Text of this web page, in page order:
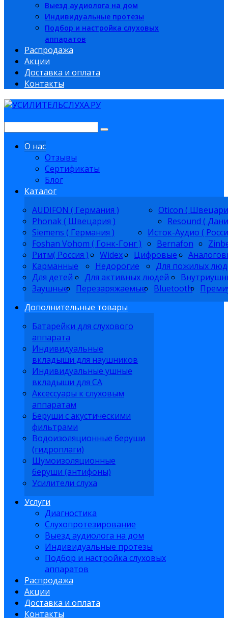
Выезд аудиолога на дом
Индивидуальные протезы
Подбор и настройка слуховых
аппаратов
Распродажа
Акции
Доставка и оплата
Контакты
О нас
Отзывы
Сертификаты
Блог
Каталог
AUDIFON ( Германия )
Oticon (
Phonak ( Швецария )
Resound (
Siemens ( Германия )
Исток-Аудио (
Foshan Vohom ( Гонк-Гонг )
Bernafon
Ритм( Россия )
Widex Цифровые
Карманные
Недорогие
Для пожилых
Для детей
Для активных людей
Заушные
Перезаряжаемые Bluetooth
Дополнительные товары
Батарейки для слухового
аппарата
Индивидуальные
вкладыши для наушников
Индивидуальные ушные
вкладыши для СА
Аксессуары к слуховым
аппаратам
Беруши с акустическими
фильтрами
Водоизоляционные беруши
(гидроплаги)
Шумоизоляционные
беруши (антифоны)
Усилители слуха
Услуги
Диагностика
Слухопротезирование
Выезд аудиолога на дом
Индивидуальные протезы
Подбор и настройка слуховых
аппаратов
Распродажа
Акции
Доставка и оплата
Контакты